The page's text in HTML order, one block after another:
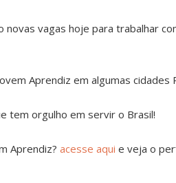
vagas hoje para trabalhar
Aprendiz em algumas cidades
tem orgulho em servir o Brasil!
Aprendiz? acesse aqui e veja o